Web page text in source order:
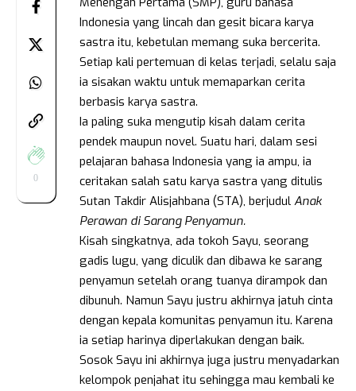
0
Indonesia yang lincah dan gesit bicara karya
sastra itu, kebetulan memang suka bercerita.
Setiap kali pertemuan di kelas terjadi, selalu saja
ia sisakan waktu untuk memaparkan cerita
berbasis karya sastra.
Ia paling suka mengutip kisah dalam cerita
pendek maupun novel. Suatu hari, dalam sesi
pelajaran bahasa Indonesia yang ia ampu, ia
ceritakan salah satu karya sastra yang ditulis
Sutan Takdir Alisjahbana (STA), berjudul Anak
Perawan di Sarang Penyamun.
Kisah singkatnya, ada tokoh Sayu, seorang
gadis lugu, yang diculik dan dibawa ke sarang
penyamun setelah orang tuanya dirampok dan
dibunuh. Namun Sayu justru akhirnya jatuh cinta
dengan kepala komunitas penyamun itu. Karena
ia setiap harinya diperlakukan dengan baik.
Sosok Sayu ini akhirnya juga justru menyadarkan
kelompok penjahat itu sehingga mau kembali ke